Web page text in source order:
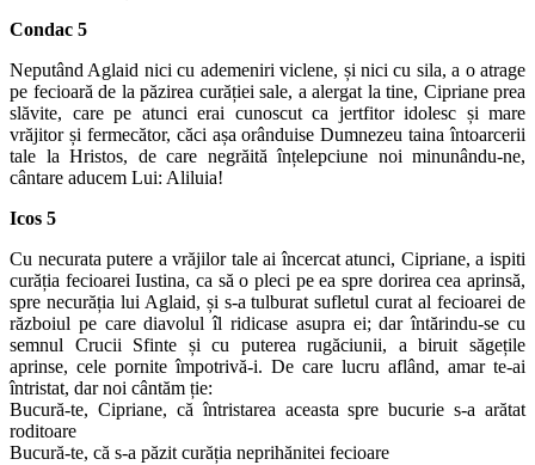
Condac 5
Neputând Aglaid nici cu ademeniri viclene, și nici cu sila, a o atrage
pe fecioară de la păzirea curăției sale, a alergat la tine, Cipriane prea
slăvite, care pe atunci erai cunoscut ca jertfitor idolesc și mare
vrăjitor și fermecător, căci așa orânduise Dumnezeu taina întoarcerii
tale la Hristos, de care negrăită înțelepciune noi minunându-ne,
cântare aducem Lui: Aliluia!
Icos 5
Cu necurata putere a vrăjilor tale ai încercat atunci, Cipriane, a ispiti
curăția fecioarei Iustina, ca să o pleci pe ea spre dorirea cea aprinsă,
spre necurăția lui Aglaid, și s-a tulburat sufletul curat al fecioarei de
războiul pe care diavolul îl ridicase asupra ei; dar întărindu-se cu
semnul Crucii Sfinte și cu puterea rugăciunii, a biruit săgețile
aprinse, cele pornite împotrivă-i. De care lucru aflând, amar te-ai
întristat, dar noi cântăm ție:
Bucură-te, Cipriane, că întristarea aceasta spre bucurie s-a arătat
roditoare
Bucură-te, că s-a păzit curăția neprihănitei fecioare